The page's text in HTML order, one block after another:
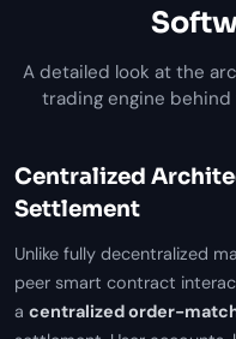
A detailed look at the
trading engine
Centralized
Settlement
Unlike fully decentralized
peer smart contract
a centralized order-